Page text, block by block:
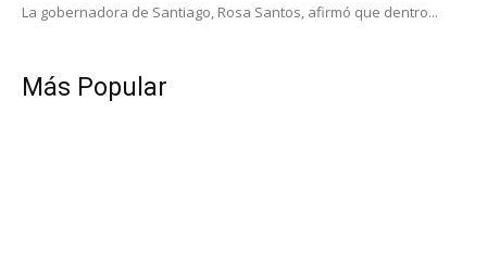
La gobernadora de Santiago, Rosa Santos, afirmó que dentro...
Más Popular